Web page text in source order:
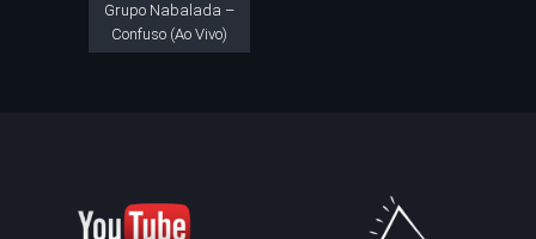
Grupo Nabalada –
Confuso (Ao Vivo)